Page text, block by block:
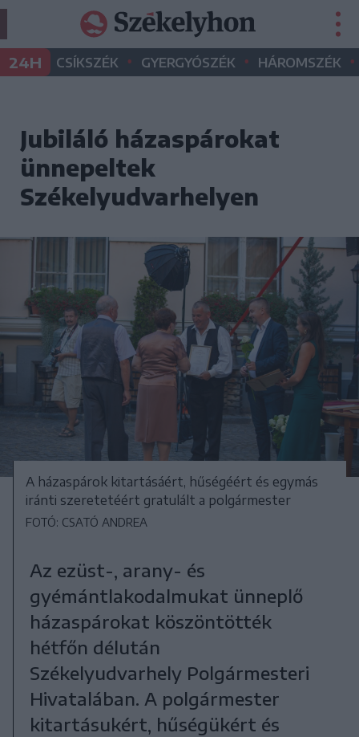
24H CSÍKSZÉK • GYERGYÓSZÉK • HÁROMSZÉK •
Jubiláló házaspárokat
ünnepeltek
Székelyudvarhelyen
A házaspárok kitartásáért, hűségéért és egymás
iránti szeretetéért gratulált a polgármester
FOTÓ: CSATÓ ANDREA
Az ezüst-, arany- és
gyémántlakodalmukat ünneplő
házaspárokat köszöntötték
hétfőn délután
Székelyudvarhely Polgármesteri
Hivatalában. A polgármester
kitartásukért, hűségükért és